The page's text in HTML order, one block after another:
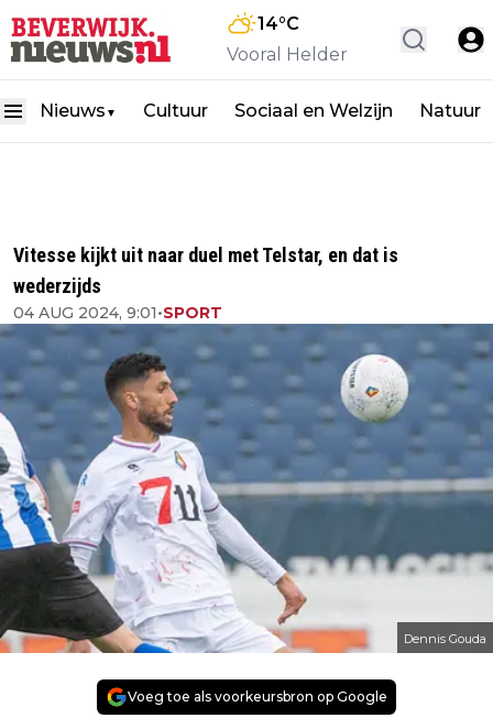
14°C
Vooral Helder
Nieuws ▼ Cultuur Sociaal en Welzijn Natuur
Vitesse kijkt uit naar duel met Telstar, en dat is
wederzijds
04 AUG 2024, 9:01•SPORT
Dennis Gouda
Voeg toe als voorkeursbron op Google